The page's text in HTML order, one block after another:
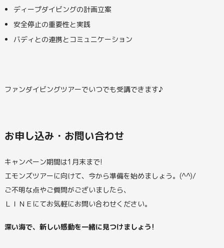
ディープダイビングの計画立案
安全停止の重要性と実践
バディとの連携とコミュニケーション
ファンダイビングツアーでいつでも受講できます♪
お申し込み・お問い合わせ
キャンペーン期間は1月末まで!
エモンズツアーに向けて、今から準備を始めましょう。(^^)/
ご不明な点やご質問がございましたら、
ＬＩＮＥにてお気軽にお問い合わせください。
深い海で、新しい感動を一緒に見つけましょう!